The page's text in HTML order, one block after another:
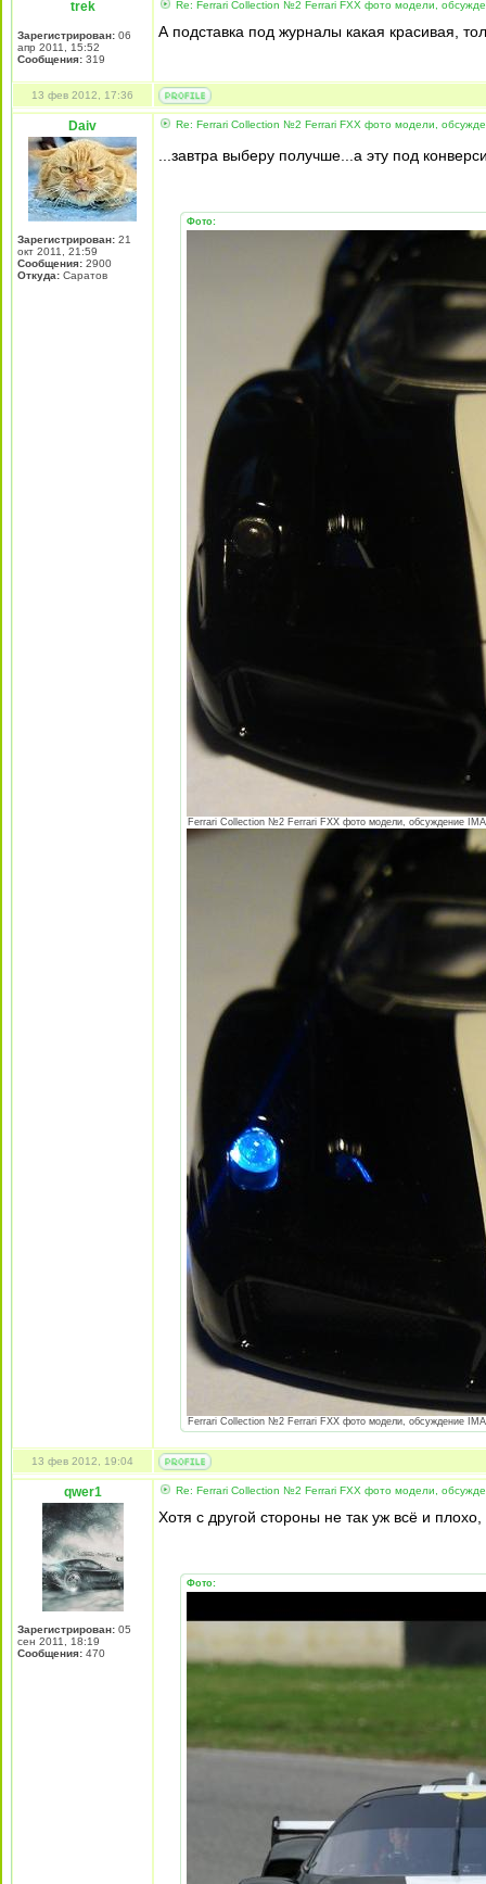
trek
Зарегистрирован: 06
апр 2011, 15:52
Сообщения: 319
Re: Ferrari Collection №2 Ferrari FXX фото модели,
А подставка под журналы какая красивая,
13 фев 2012, 17:36
Daiv
Зарегистрирован: 21
окт 2011, 21:59
Сообщения: 2900
Откуда: Саратов
Re: Ferrari Collection №2 Ferrari FXX фото модели,
...завтра выберу получше...а эту под
Фото:
Ferrari Collection №2 Ferrari FXX фото модели, обсуждение
Ferrari Collection №2 Ferrari FXX фото модели, обсуждение
13 фев 2012, 19:04
qwer1
Зарегистрирован: 05
сен 2011, 18:19
Сообщения: 470
Re: Ferrari Collection №2 Ferrari FXX фото модели,
Хотя с другой стороны не так уж всё и
Фото: